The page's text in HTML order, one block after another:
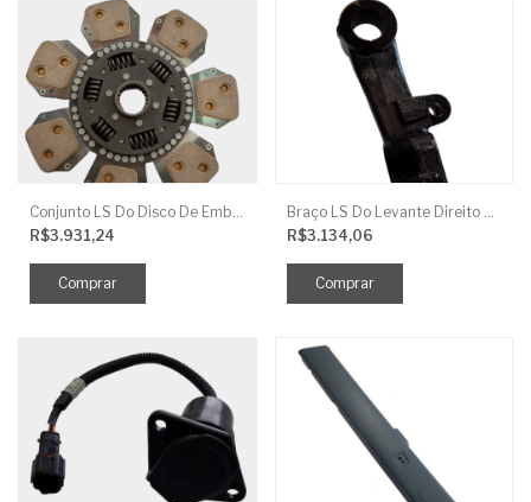
R$3.931,24
R$3.134,06